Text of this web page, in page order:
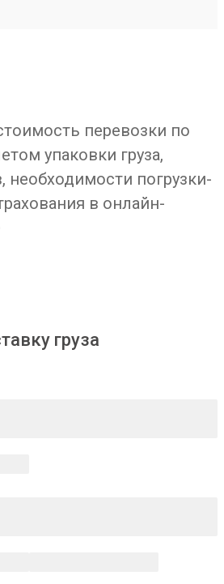
перевозки по
упаковки груза,
необходимости погрузки-
в онлайн-
груза